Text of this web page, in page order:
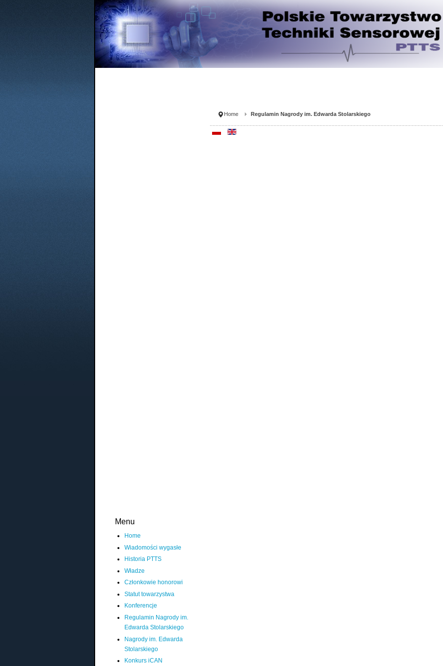
Home Regulamin Nagrody im. Edwarda Stolarskiego
Menu
Home
Wiadomości wygasłe
Historia PTTS
Władze
Członkowie honorowi
Statut towarzystwa
Konferencje
Regulamin Nagrody im.
Edwarda Stolarskiego
Nagrody im. Edwarda
Stolarskiego
Konkurs iCAN